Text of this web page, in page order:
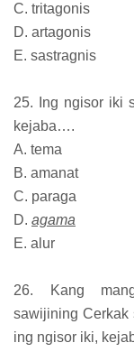
C. tritagonis
D. artagonis
E. sastragnis
25. Ing ngisor iki
kejaba….
A. tema
B. amanat
C. paraga
D. agama
E. alur
26. Kang
sawijining Cerkak
ing ngisor iki,